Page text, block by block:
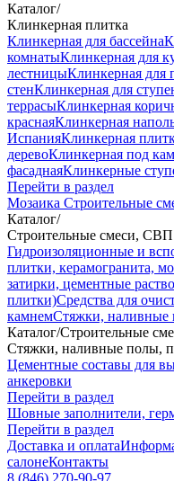
Каталог/
Клинкерная плитка
Клинкерная для бассейна
комнатыКлинкерная для
лестницыКлинкерная для
стенКлинкерная для
террасыКлинкерная
краснаяКлинкерная
ИспанияКлинкерная
деревоКлинкерная под
фасаднаяКлинкерные
Перейти в раздел
Мозаика Строительные
Каталог/
Строительные смеси, СВП
Гидроизоляционные и
плитки, керамогранита,
затирки, цементные
плитки)Средства для
камнемСтяжки, наливные
Каталог/Строительные
Стяжки, наливные полы,
Цементные составы для
анкеровки
Перейти в раздел
Шовные заполнители,
Перейти в раздел
Доставка и оплата
салонеКонтакты
8 (846) 270-90-97